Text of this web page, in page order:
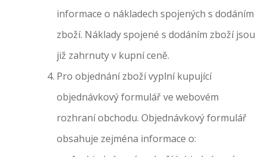
informace o nákladech spojených s dodáním
zboží. Náklady spojené s dodáním zboží jsou
již zahrnuty v kupní ceně.
Pro objednání zboží vyplní kupující
objednávkový formulář ve webovém
rozhraní obchodu. Objednávkový formulář
obsahuje zejména informace o: